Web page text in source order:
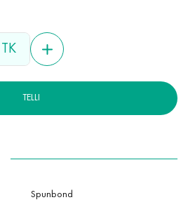
ja parandab selle omadusi.
TK
TELLI
Spunbond